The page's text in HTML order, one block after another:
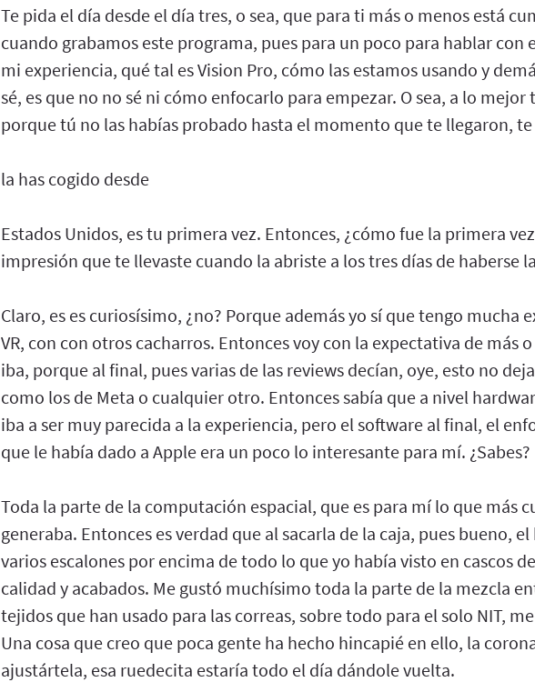
Te pida el día desde el día tres, o sea, que para ti más o menos está
cuando grabamos este programa, pues para un poco para hablar con
mi experiencia, qué tal es Vision Pro, cómo las estamos usando y
sé, es que no no sé ni cómo enfocarlo para empezar. O sea, a lo
porque tú no las habías probado hasta el momento que te llegaron, te
la has cogido desde
Estados Unidos, es tu primera vez. Entonces, ¿cómo fue la primera
impresión que te llevaste cuando la abriste a los tres días de haberse
Claro, es es curiosísimo, ¿no? Porque además yo sí que tengo mucha
VR, con con otros cacharros. Entonces voy con la expectativa de más
iba, porque al final, pues varias de las reviews decían, oye, esto no
como los de Meta o cualquier otro. Entonces sabía que a nivel
iba a ser muy parecida a la experiencia, pero el software al final, el
que le había dado a Apple era un poco lo interesante para mí. ¿Sabes?
Toda la parte de la computación espacial, que es para mí lo que más
generaba. Entonces es verdad que al sacarla de la caja, pues bueno,
varios escalones por encima de todo lo que yo había visto en cascos
calidad y acabados. Me gustó muchísimo toda la parte de la mezcla
tejidos que han usado para las correas, sobre todo para el solo NIT,
Una cosa que creo que poca gente ha hecho hincapié en ello, la
ajustártela, esa ruedecita estaría todo el día dándole vuelta.